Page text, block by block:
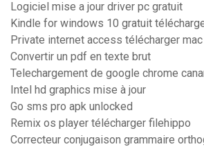
Logiciel mise a jour driver pc gratuit
Kindle for windows 10 gratuit
Private internet access télécharger mac
Convertir un pdf en texte brut
Telechargement de google chrome
Intel hd graphics mise à jour
Go sms pro apk unlocked
Remix os player télécharger filehippo
Correcteur conjugaison grammaire